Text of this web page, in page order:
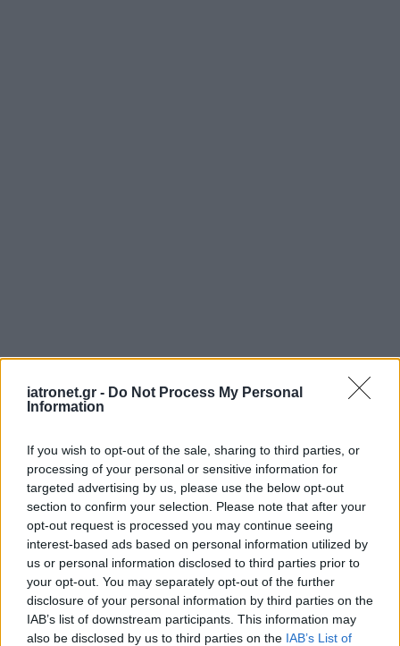
iatronet.gr - Do Not Process My Personal
Information
If you wish to opt-out of the sale, sharing to third parties, or
processing of your personal or sensitive information for
targeted advertising by us, please use the below opt-out
section to confirm your selection. Please note that after your
opt-out request is processed you may continue seeing
interest-based ads based on personal information utilized by
us or personal information disclosed to third parties prior to
your opt-out. You may separately opt-out of the further
disclosure of your personal information by third parties on the
IAB’s list of downstream participants. This information may
also be disclosed by us to third parties on the IAB’s List of